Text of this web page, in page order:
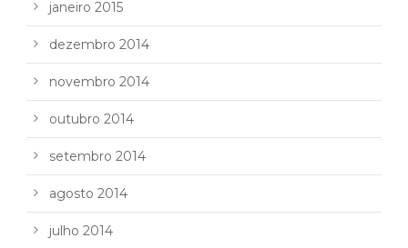
janeiro 2015
dezembro 2014
novembro 2014
outubro 2014
setembro 2014
agosto 2014
julho 2014